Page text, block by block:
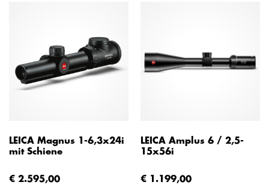
LEICA Magnus 1-6,3x24i
mit Schiene
€ 2.595,00
LEICA Amplus 6 / 2,5-
15x56i
€ 1.199,00